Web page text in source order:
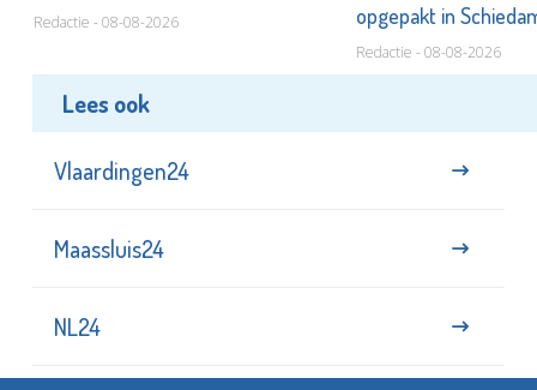
Redactie - 08-08-2026
opgepakt in
Redactie - 08-08-2026
Lees ook
Vlaardingen24
Maassluis24
NL24